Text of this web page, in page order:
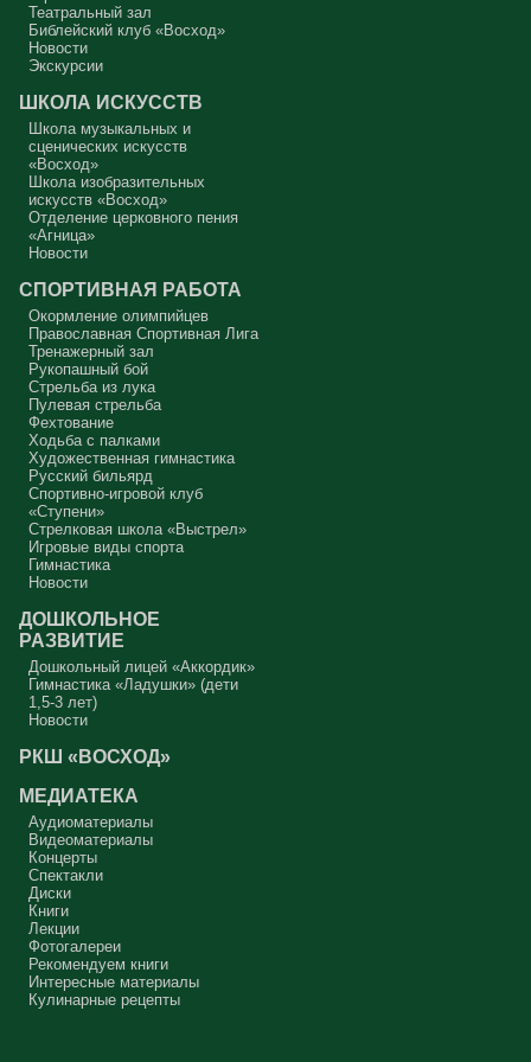
Масленица, прощённое воскресенье. С чем я приду?
В нас должно быть внимание к тому, что время воздержания – это
дни для приготовления не только к Пасхе, а к Небесному Царству!
Это цель жизни. Я об этом забыл, я туда хочу, но я забыл. И я
сначала увидеть в себе этого урода, а потом начать с ним борьбу.
Аминь.
Протоиерей Андрей Алексеев
Театральный зал
Библейский клуб «Восход»
Новости
Экскурсии
ШКОЛА ИСКУССТВ
Школа музыкальных и
сценических искусств
«Восход»
Школа изобразительных
искусств «Восход»
Отделение церковного пения
«Агница»
Новости
СПОРТИВНАЯ РАБОТА
Окормление олимпийцев
Православная Спортивная Лига
Тренажерный зал
Рукопашный бой
Стрельба из лука
Пулевая стрельба
Фехтование
Ходьба с палками
Художественная гимнастика
Русский бильярд
Спортивно-игровой клуб
«Ступени»
Стрелковая школа «Выстрел»
Игровые виды спорта
Гимнастика
Новости
ДОШКОЛЬНОЕ
РАЗВИТИЕ
Дошкольный лицей «Аккордик»
Гимнастика «Ладушки» (дети
1,5-3 лет)
Новости
РКШ «ВОСХОД»
МЕДИАТЕКА
Аудиоматериалы
Видеоматериалы
Концерты
Спектакли
Диски
Книги
Лекции
Фотогалереи
Рекомендуем книги
Интересные материалы
Кулинарные рецепты